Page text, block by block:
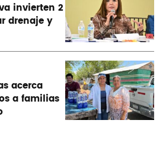
invierten 2
drenaje y
acerca
a familias